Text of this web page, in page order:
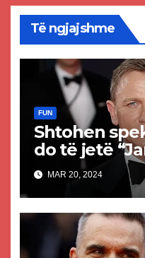
Të ngjajshme
FUN
Shtohen
do të jetë
MAR 20, 2024